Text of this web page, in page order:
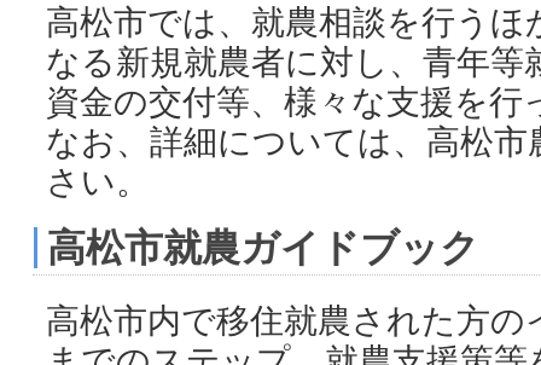
高松市では、就農相談を行う
なる新規就農者に対し、青年等
資金の交付等、様々な支援を行
なお、詳細については、高松
さい。
高松市就農ガイドブック
高松市内で移住就農された方